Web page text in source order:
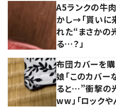
A5ランクの牛
かし→「貰いに
れた“まさかの
る…？」
布団カバーを
娘「このカバー
ると…”衝撃の
ww」「ロック